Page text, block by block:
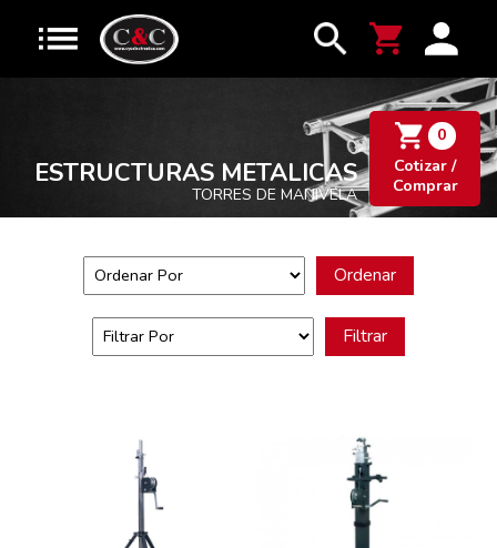
0
Cotizar /
Comprar
ESTRUCTURAS METALICAS
TORRES DE MANIVELA
Ordenar
Filtrar